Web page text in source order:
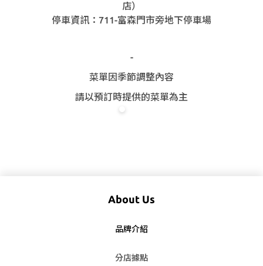
店）
停車資訊：711-富森門市旁地下停車場
-
菜單因季節調整內容
請以預訂時提供的菜單為主
About Us
品牌介紹
分店據點